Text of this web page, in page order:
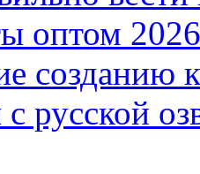
оптом
созданию
русской